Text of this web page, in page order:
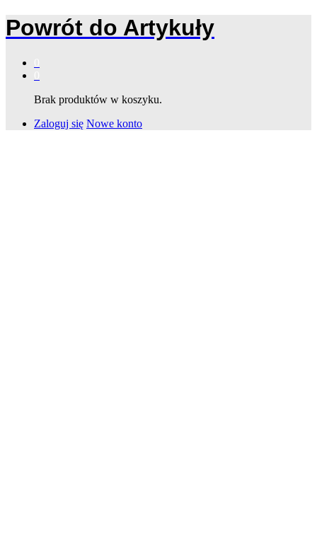
Powrót do Artykuły
Brak produktów w koszyku.
Zaloguj się Nowe konto